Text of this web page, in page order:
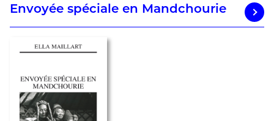
Mentions légales
Envoyée spéciale en Mandchourie